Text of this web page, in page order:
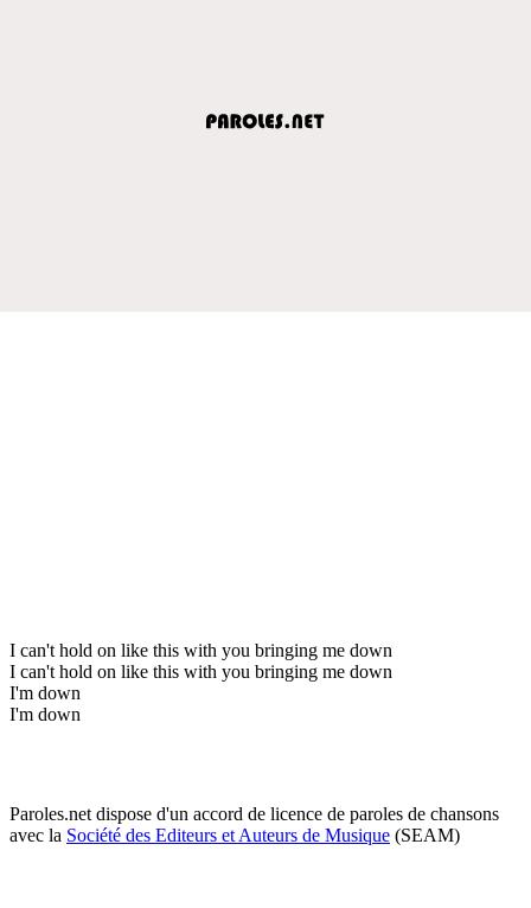
I can't hold on like this with you bringing me down
I can't hold on like this with you bringing me down
I'm down
I'm down
Paroles.net dispose d'un accord de licence de paroles de chansons
avec la Société des Editeurs et Auteurs de Musique (SEAM)